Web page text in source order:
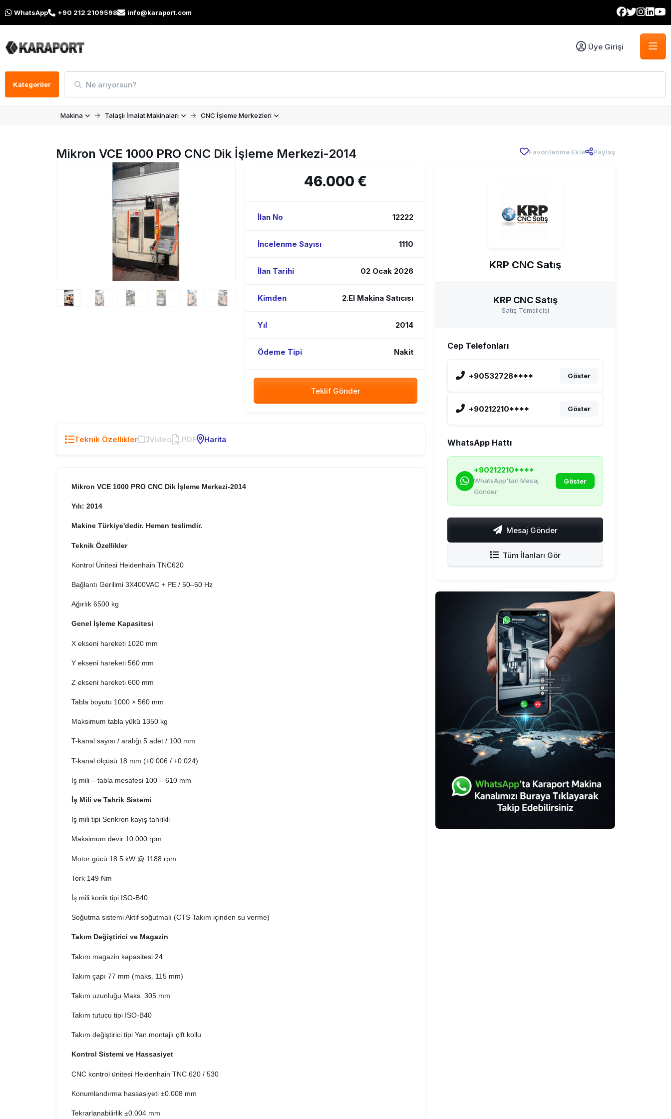
WhatsApp +90 212 2109598 info@karaport.com
Üye Girişi
Kategoriler Ne arıyorsun?
Makina Talaşlı İmalat Makinaları CNC İşleme Merkezleri
Mikron VCE 1000 PRO CNC Dik İşleme Merkezi-2014 Favorilerime Ekle Paylaş
46.000 €
İlan No 12222
İncelenme Sayısı 1110
İlan Tarihi 02 Ocak 2026
Kimden 2.El Makina Satıcısı
Yıl 2014
Ödeme Tipi Nakit
Teklif Gönder
Teknik Özellikler Video PDF Harita
Mikron VCE 1000 PRO CNC Dik İşleme Merkezi-2014
Yılı: 2014
Makine Türkiye'dedir. Hemen teslimdir.
Teknik Özellikler
Kontrol Ünitesi Heidenhain TNC620
Bağlantı Gerilimi 3X400VAC + PE / 50–60 Hz
Ağırlık 6500 kg
Genel İşleme Kapasitesi
X ekseni hareketi 1020 mm
Y ekseni hareketi 560 mm
Z ekseni hareketi 600 mm
Tabla boyutu 1000 × 560 mm
Maksimum tabla yükü 1350 kg
T-kanal sayısı / aralığı 5 adet / 100 mm
T-kanal ölçüsü 18 mm (+0.006 / +0.024)
İş mili – tabla mesafesi 100 – 610 mm
İş Mili ve Tahrik Sistemi
İş mili tipi Senkron kayış tahrikli
Maksimum devir 10.000 rpm
Motor gücü 18.5 kW @ 1188 rpm
Tork 149 Nm
İş mili konik tipi ISO-B40
Soğutma sistemi Aktif soğutmalı (CTS Takım içinden su verme)
Takım Değiştirici ve Magazin
Takım magazin kapasitesi 24
Takım çapı 77 mm (maks. 115 mm)
Takım uzunluğu Maks. 305 mm
Takım tutucu tipi ISO-B40
Takım değiştirici tipi Yan montajlı çift kollu
Kontrol Sistemi ve Hassasiyet
CNC kontrol ünitesi Heidenhain TNC 620 / 530
Konumlandırma hassasiyeti ±0.008 mm
Tekrarlanabilirlik ±0.004 mm
KRP CNC Satış
KRP CNC Satış
Satış Temsilcisi
Cep Telefonları
+90532728**** Göster
+90212210**** Göster
WhatsApp Hattı
+90212210****
WhatsApp'tan Mesaj
Gönder
Göster
Mesaj Gönder
Tüm İlanları Gör